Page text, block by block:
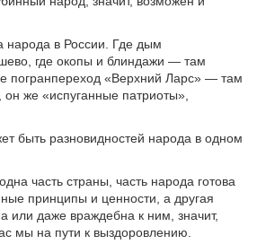
народа в России. Где дым
где окопы и блиндажи — там
погранпереход «Верхний Ларс» — там
же «испуганные патриоты»,
быть разновидностей народа в одном
часть страны, часть народа готова
принципы и ценности, а другая
или даже враждебна к ним, значит,
мы на пути к выздоровлению.